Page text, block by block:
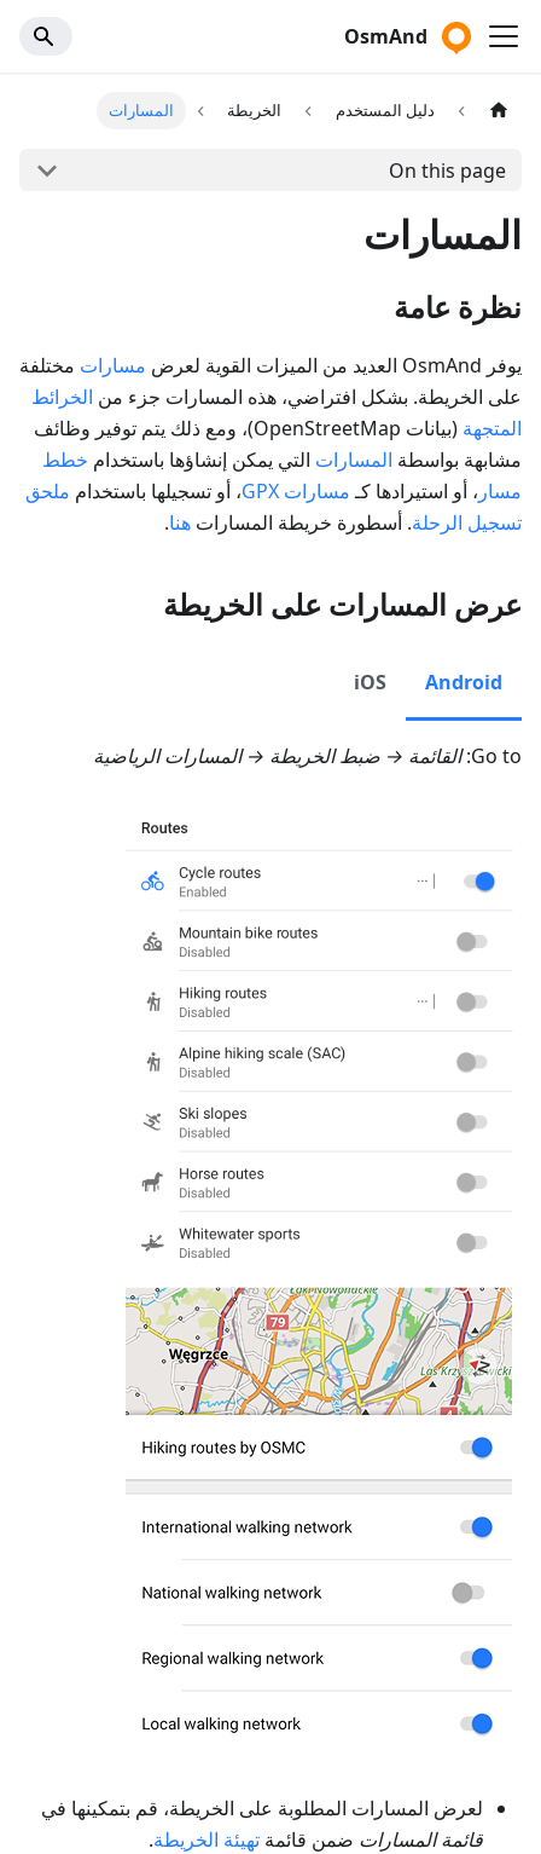
OsmAnd
دليل المستخدم الخريطة المسارات
On this page
المسارات
نظرة عامة
يوفر OsmAnd العديد من الميزات القوية لعرض مسارات مختلفة
على الخريطة. بشكل افتراضي، هذه المسارات جزء من الخرائط
المتجهة
(بيانات OpenStreetMap)، ومع ذلك يتم توفير وظائف
مشابهة بواسطة المسارات التي يمكن إنشاؤها باستخدام خطط
مسار ، أو استيرادها كـمسارات GPX ، أو تسجيلها باستخدام ملحق
تسجيل الرحلة. أسطورة خريطة المسارات هنا.
عرض المسارات على الخريطة
Android
iOS
Go to: القائمة → ضبط الخريطة → المسارات الرياضية
لعرض المسارات المطلوبة على الخريطة، قم بتمكينها في
قائمة المسارات ضمن قائمة تهيئة الخريطة.